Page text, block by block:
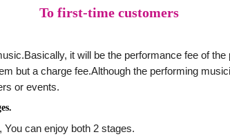
To first-time customers
it will be the performance fee of
but a charge fee.Although the performing
or events.
can enjoy both 2 stages.